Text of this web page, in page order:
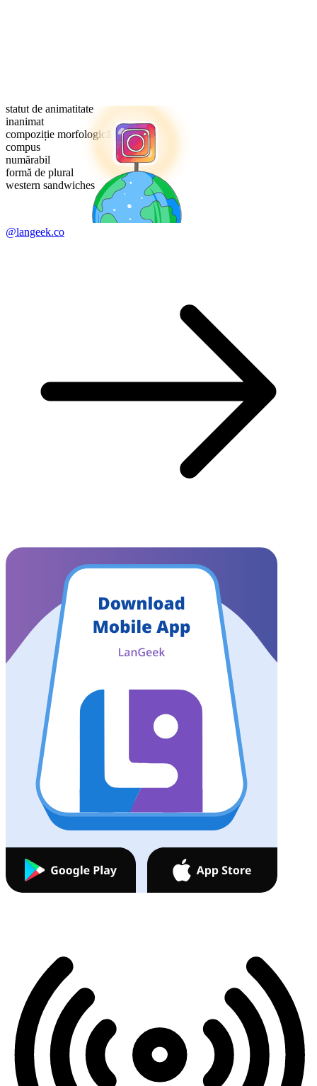
statut de animatitate
inanimat
compoziție morfologică
compus
numărabil
formă de plural
western sandwiches
@langeek.co